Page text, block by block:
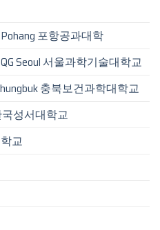
Pohang 포항공과대학
Seoul 서울과학기술대학교
충북보건과학대학교
국성서대학교
교